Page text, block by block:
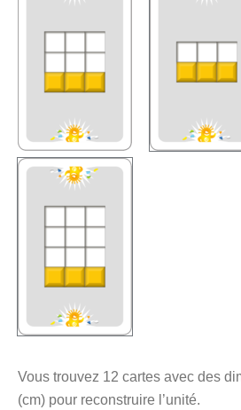
Vous trouvez 12 cartes avec des
(cm) pour reconstruire l’unité.